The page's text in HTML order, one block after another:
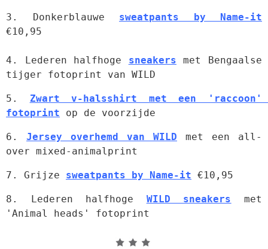
3. Donkerblauwe sweatpants by Name-it
€10,95
4. Lederen halfhoge sneakers met Bengaalse
tijger fotoprint van WILD
5. Zwart v-halsshirt met een 'raccoon'
fotoprint op de voorzijde
6. Jersey overhemd van WILD met een all-
over mixed-animalprint
7. Grijze sweatpants by Name-it €10,95
8. Lederen halfhoge WILD sneakers met
'Animal heads' fotoprint